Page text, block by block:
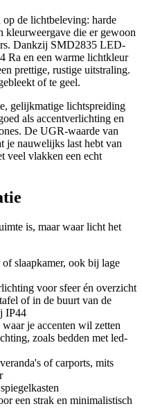
op de lichtbeleving: harde
die er gewoon
Dankzij SMD2835 LED-
Ra en een warme lichtkleur
prettige, rustige uitstraling.
of te geel.
gelijkmatige lichtspreiding
als accentverlichting en
De UGR-waarde van
je nauwelijks last hebt van
veel vlakken een echt
is, maar waar licht het
slaapkamer, ook bij lage
voor sfeer én overzicht
of in de buurt van de
IP44
je accenten wil zetten
zoals bedden met led-
of carports, mits
een strak en minimalistisch